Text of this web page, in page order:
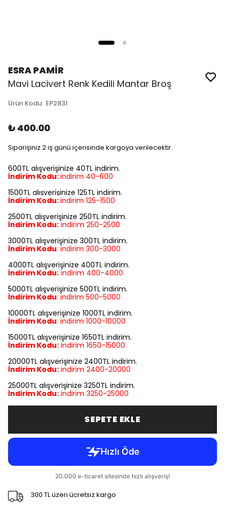
ESRA PAMİR
Mavi Lacivert Renk Kedili Mantar Broş
Ürün Kodu: EP2831
₺ 400.00
Siparişiniz 2 iş günü içerisinde kargoya verilecektir.
600TL alışverişinize 40TL indirim.
İndirim Kodu:indirim 40-600
1500TL alışverişinize 125TL indirim.
İndirim Kodu:indirim 125-1500
2500TL alışverişinize 250TL indirim.
İndirim Kodu: indirim 250-2500
3000TL alışverişinize 300TL indirim.
İndirim Kodu: indirim 300-3000
4000TL alışverişinize 400TL indirim.
İndirim Kodu: indirim 400-4000
5000TL alışverişinize 500TL indirim.
İndirim Kodu: indirim 500-5000
10000TL alışverişinize 1000TL indirim.
İndirim Kodu: indirim 1000-10000
15000TL alışverişinize 1650TL indirim.
İndirim Kodu: indirim 1650-15000
20000TL alışverişinize 2400TL indirim.
İndirim Kodu: indirim 2400-20000
25000TL alışverişinize 3250TL indirim.
İndirim Kodu: indirim 3250-25000
SEPETE EKLE
300 TL üzeri ücretsiz kargo